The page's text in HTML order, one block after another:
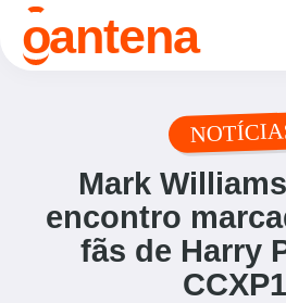
oantena
Mark
encontro
fãs de Harry